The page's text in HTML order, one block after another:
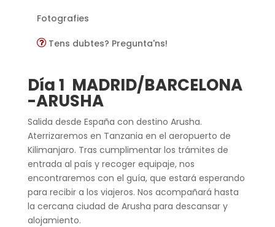
Fotografies
Tens dubtes? Pregunta'ns!
Día 1 MADRID/BARCELONA
-ARUSHA
Salida desde España con destino Arusha.
Aterrizaremos en Tanzania en el aeropuerto de
Kilimanjaro. Tras cumplimentar los trámites de
entrada al país y recoger equipaje, nos
encontraremos con el guía, que estará esperando
para recibir a los viajeros. Nos acompañará hasta
la cercana ciudad de Arusha para descansar y
alojamiento.